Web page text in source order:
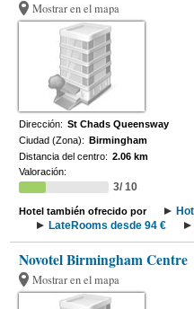
Mostrar en el mapa
Dirección: St Chads Queensway
Ciudad (Zona): Birmingham
Distancia del centro: 2.06 km
Valoración:
3/ 10
Hotel también ofrecido por
LateRooms desde 94 €
Novotel Birmingham Centre
Mostrar en el mapa